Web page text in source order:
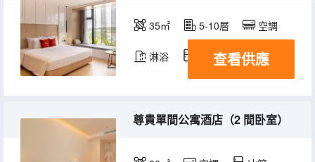
35㎡ 5-10層 空調
淋浴 冰箱查看供應
尊貴單間公寓酒店（2 間卧室）